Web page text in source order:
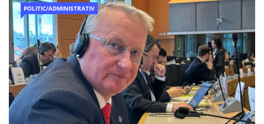
POLITIC/ADMINISTRATIV